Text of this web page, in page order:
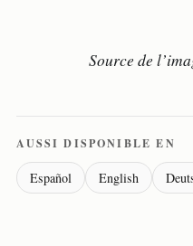
Source de
AUSSI DISPONIBLE EN
Español English